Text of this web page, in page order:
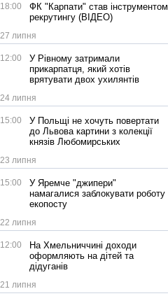
18:00
ФК "Карпати" став інструментом
рекрутингу (ВІДЕО)
27 липня
12:00
У Рівному затримали
прикарпатця, який хотів
врятувати двох ухилянтів
24 липня
15:00
У Польщі не хочуть повертати
до Львова картини з колекції
князів Любомирських
23 липня
15:00
У Яремче "джипери"
намагалися заблокувати роботу
екопосту
22 липня
12:00
На Хмельниччині доходи
оформляють на дітей та
дідуганів
21 липня